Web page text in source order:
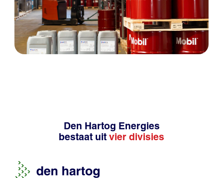
Den Hartog Energies
bestaat uit vier divisies